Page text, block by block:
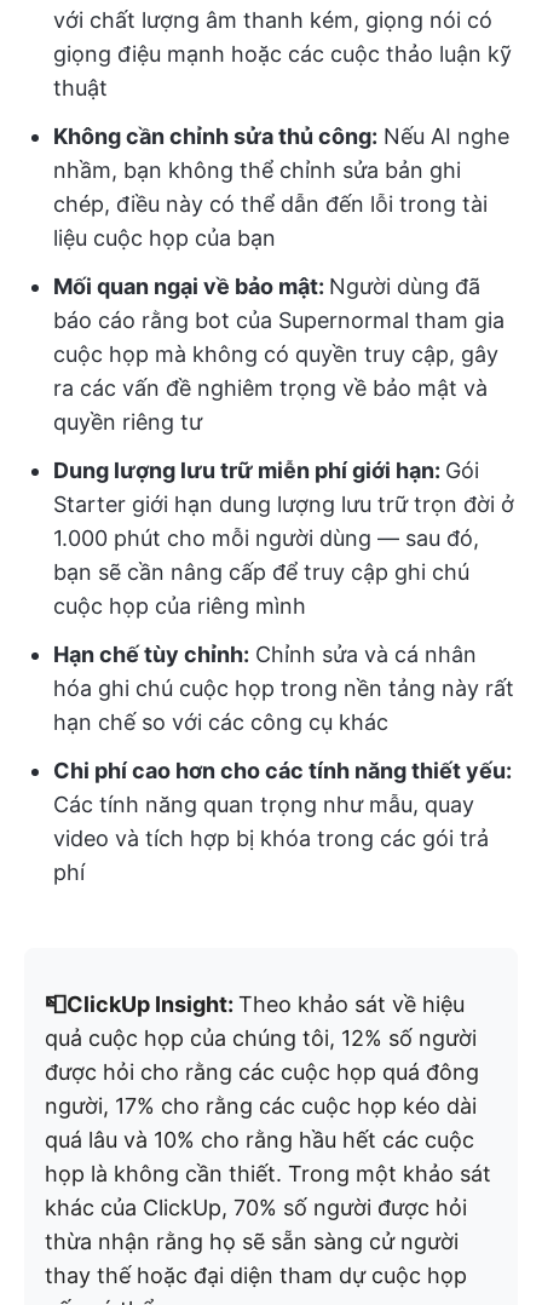
với chất lượng âm thanh kém, giọng nói có
giọng điệu mạnh hoặc các cuộc thảo luận kỹ
thuật
Không cần chỉnh sửa thủ công: Nếu AI nghe
nhầm, bạn không thể chỉnh sửa bản ghi
chép, điều này có thể dẫn đến lỗi trong tài
liệu cuộc họp của bạn
Mối quan ngại về bảo mật: Người dùng đã
báo cáo rằng bot của Supernormal tham gia
cuộc họp mà không có quyền truy cập, gây
ra các vấn đề nghiêm trọng về bảo mật và
quyền riêng tư
Dung lượng lưu trữ miễn phí giới hạn: Gói
Starter giới hạn dung lượng lưu trữ trọn đời ở
1.000 phút cho mỗi người dùng — sau đó,
bạn sẽ cần nâng cấp để truy cập ghi chú
cuộc họp của riêng mình
Hạn chế tùy chỉnh: Chỉnh sửa và cá nhân
hóa ghi chú cuộc họp trong nền tảng này rất
hạn chế so với các công cụ khác
Chi phí cao hơn cho các tính năng thiết yếu:
Các tính năng quan trọng như mẫu, quay
video và tích hợp bị khóa trong các gói trả
phí
📮ClickUp Insight: Theo khảo sát về hiệu
quả cuộc họp của chúng tôi, 12% số người
được hỏi cho rằng các cuộc họp quá đông
người, 17% cho rằng các cuộc họp kéo dài
quá lâu và 10% cho rằng hầu hết các cuộc
họp là không cần thiết. Trong một khảo sát
khác của ClickUp, 70% số người được hỏi
thừa nhận rằng họ sẽ sẵn sàng cử người
thay thế hoặc đại diện tham dự cuộc họp